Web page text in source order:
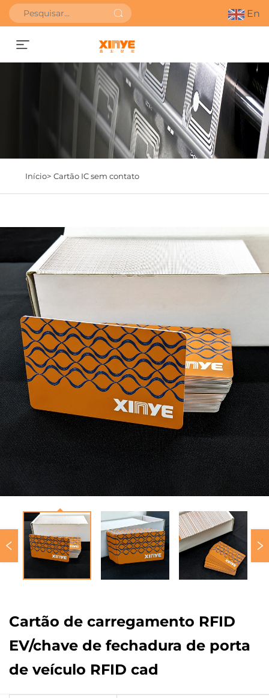
En
Obter orçamento
Início> Cartão IC sem contato
Cartão de carregamento RFID
EV/chave de fechadura de porta
de veículo RFID cad